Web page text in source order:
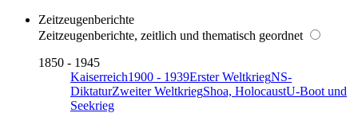
Zeitzeugenberichte
Zeitzeugenberichte, zeitlich und thematisch geordnet
1850 - 1945
Kaiserreich1900 - 1939Erster WeltkriegNS-
DiktaturZweiter WeltkriegShoa, HolocaustU-Boot und
Seekrieg